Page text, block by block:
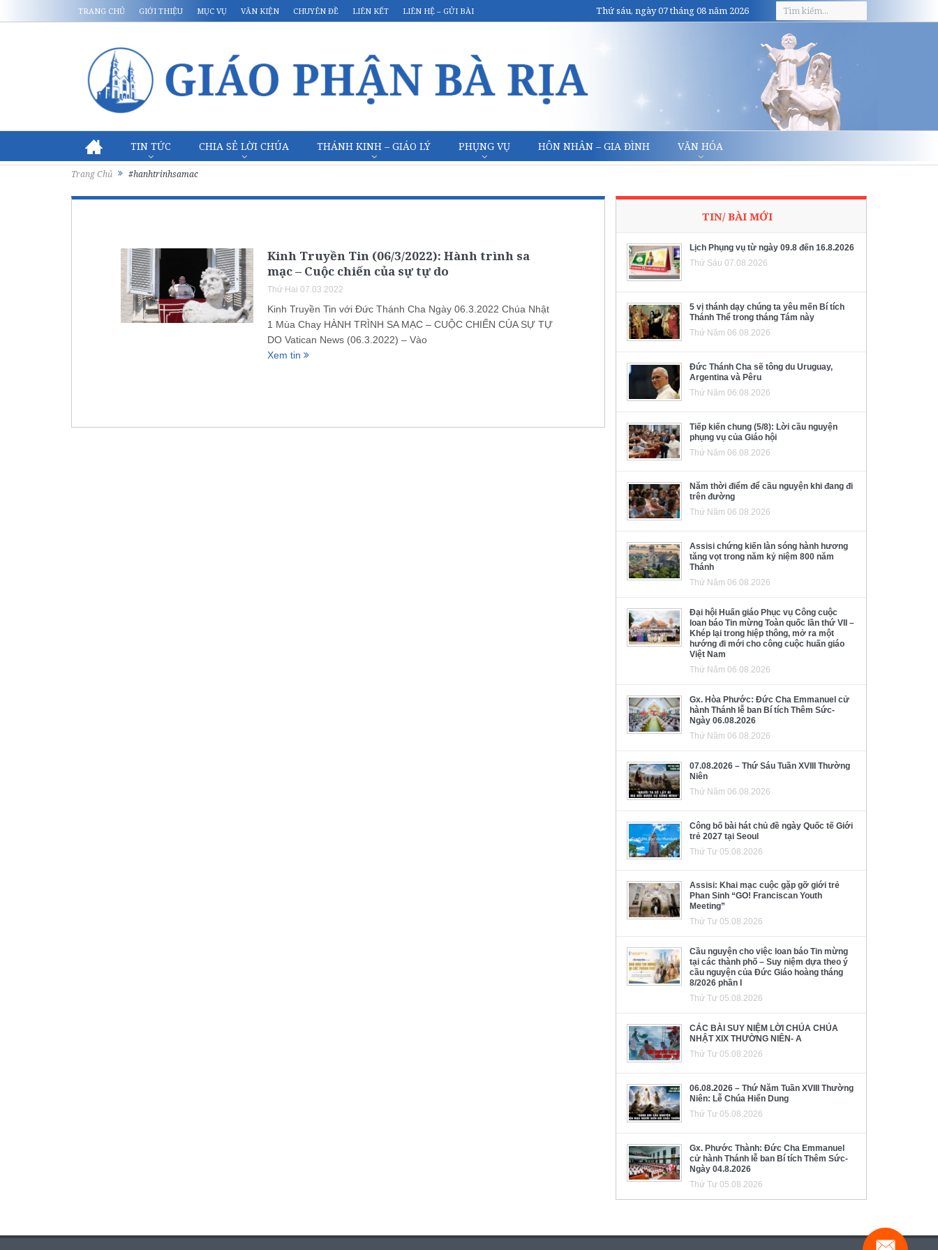
TRANG CHỦ GIỚI THIỆU MỤC VỤ VĂN KIỆN CHUYÊN ĐỀ LIÊN KẾT LIÊN HỆ – GỬI BÀI Thứ sáu, ngày 07 tháng 08 năm 2026
TIN TỨC CHIA SẺ LỜI CHÚA THÁNH KINH – GIÁO LÝ PHỤNG VỤ HÔN NHÂN – GIA ĐÌNH VĂN HÓA
Trang Chủ #hanhtrinhsamac
Kinh Truyền Tin (06/3/2022): Hành trình sa
mạc – Cuộc chiến của sự tự do
Thứ Hai 07.03.2022
Kinh Truyền Tin với Đức Thánh Cha Ngày 06.3.2022 Chúa Nhật
1 Mùa Chay HÀNH TRÌNH SA MẠC – CUỘC CHIẾN CỦA SỰ TỰ
DO Vatican News (06.3.2022) – Vào
Xem tin
TIN/ BÀI MỚI
Lịch Phụng vụ từ ngày 09.8 đến 16.8.2026
Thứ Sáu 07.08.2026
5 vị thánh dạy chúng ta yêu mến Bí tích
Thánh Thể trong tháng Tám này
Thứ Năm 06.08.2026
Đức Thánh Cha sẽ tông du Uruguay,
Argentina và Pêru
Thứ Năm 06.08.2026
Tiếp kiến chung (5/8): Lời cầu nguyện
phụng vụ của Giáo hội
Thứ Năm 06.08.2026
Năm thời điểm để cầu nguyện khi đang đi
trên đường
Thứ Năm 06.08.2026
Assisi chứng kiến làn sóng hành hương
tăng vọt trong năm kỷ niệm 800 năm
Thánh
Thứ Năm 06.08.2026
Đại hội Huấn giáo Phục vụ Công cuộc
loan báo Tin mừng Toàn quốc lần thứ VII –
Khép lại trong hiệp thông, mở ra một
hướng đi mới cho công cuộc huấn giáo
Việt Nam
Thứ Năm 06.08.2026
Gx. Hòa Phước: Đức Cha Emmanuel cử
hành Thánh lễ ban Bí tích Thêm Sức-
Ngày 06.08.2026
Thứ Năm 06.08.2026
07.08.2026 – Thứ Sáu Tuần XVIII Thường
Niên
Thứ Năm 06.08.2026
Công bố bài hát chủ đề ngày Quốc tế Giới
trẻ 2027 tại Seoul
Thứ Tư 05.08.2026
Assisi: Khai mạc cuộc gặp gỡ giới trẻ
Phan Sinh “GO! Franciscan Youth
Meeting”
Thứ Tư 05.08.2026
Cầu nguyện cho việc loan báo Tin mừng
tại các thành phố – Suy niệm dựa theo ý
cầu nguyện của Đức Giáo hoàng tháng
8/2026 phần I
Thứ Tư 05.08.2026
CÁC BÀI SUY NIỆM LỜI CHÚA CHÚA
NHẬT XIX THƯỜNG NIÊN- A
Thứ Tư 05.08.2026
06.08.2026 – Thứ Năm Tuần XVIII Thường
Niên: Lễ Chúa Hiển Dung
Thứ Tư 05.08.2026
Gx. Phước Thành: Đức Cha Emmanuel
cử hành Thánh lễ ban Bí tích Thêm Sức-
Ngày 04.8.2026
Thứ Tư 05.08.2026